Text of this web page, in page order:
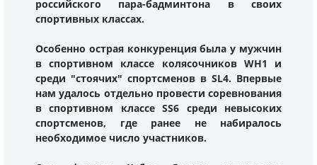
российского пара-бадминтона в своих
спортивных классах.
Особенно острая конкуренция была у мужчин
в спортивном классе колясочников WH1 и
среди "стоячих" спортсменов в SL4. Впервые
нам удалось отдельно провести соревнования
в спортивном классе SS6 среди невысоких
спортсменов, где ранее не набиралось
необходимое число участников.